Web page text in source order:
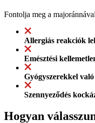
Fontolja meg a
Allergiás reakciók
Emésztési
Gyógyszerekkel
Szennyeződés
Hogyan